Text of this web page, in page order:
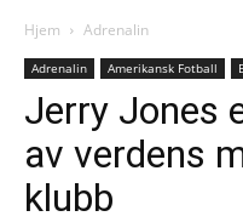
Hjem Adrenalin
Adrenalin Amerikansk Fotball
Jerry Jones
av verdens
klubb